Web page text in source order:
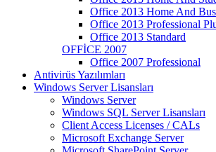
Office 2013 Home And
Office 2013 Professional
Office 2013 Standard
OFFİCE 2007
Office 2007 Professional
Antivirüs Yazılımları
Windows Server Lisansları
Windows Server
Windows SQL Server Lisansları
Client Access Licenses / CALs
Microsoft Exchange Server